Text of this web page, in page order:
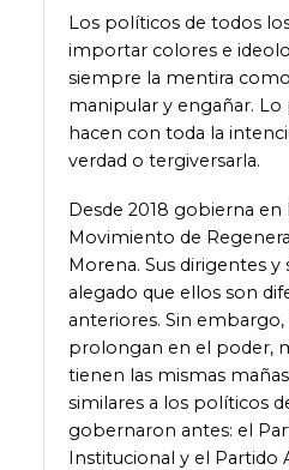
Los políticos de todos
importar colores e
siempre la mentira
manipular y engañar. Lo
hacen con toda la
verdad o tergiversarla.
Desde 2018 gobierna
Movimiento de
Morena. Sus dirigentes
alegado que ellos son
anteriores. Sin
prolongan en el poder,
tienen las mismas
similares a los políticos
gobernaron antes: el
Institucional y el Partido